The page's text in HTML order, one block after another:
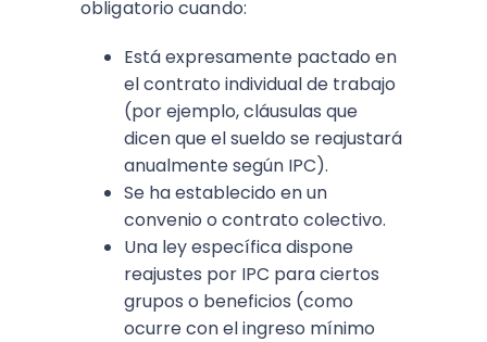
obligatorio cuando:
Está expresamente pactado en
el contrato individual de trabajo
(por ejemplo, cláusulas que
dicen que el sueldo se reajustará
anualmente según IPC).​
Se ha establecido en un
convenio o contrato colectivo.​
Una ley específica dispone
reajustes por IPC para ciertos
grupos o beneficios (como
ocurre con el ingreso mínimo